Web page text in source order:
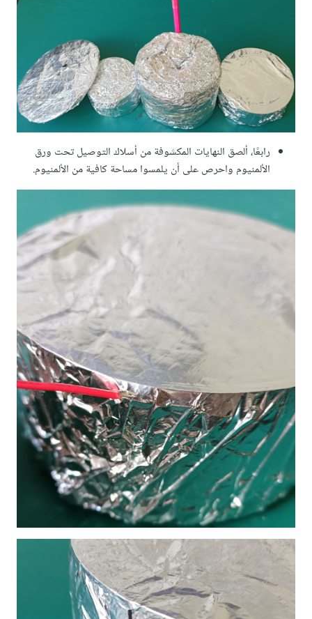
رابعًا، ألصق النهايات المكشوفة من أسلاك التوصيل تحت ورق
الألمنيوم واحرص على أن يلمسوا مساحة كافية من الألمنيوم.